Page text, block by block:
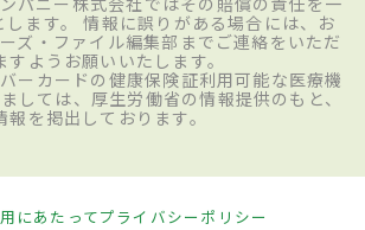
ます。 情報に誤りがある場合には、お
ズ・ファイル編集部までご連絡をいただ
すようお願いいたします。
ーカードの健康保険証利用可能な医療機
しては、厚生労働省の情報提供のもと、
報を掲出しております。
にあたってプライバシーポリシー